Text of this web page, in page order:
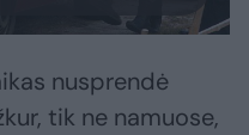
nusprendė
tik ne namuose,